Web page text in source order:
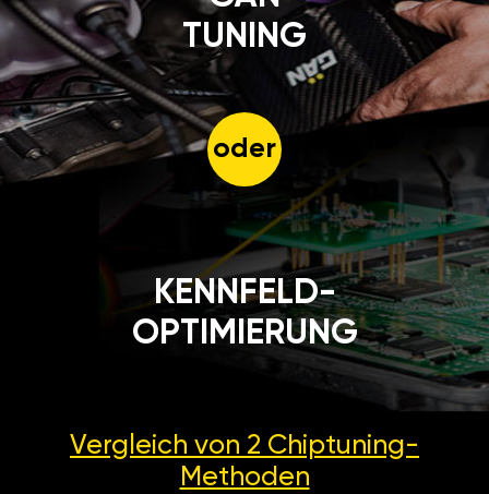
TUNING
oder
KENNFELD-
OPTIMIERUNG
Vergleich von 2 Chiptuning-
Methoden